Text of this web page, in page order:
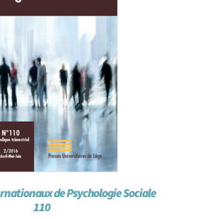
de Psychologie Sociale
110